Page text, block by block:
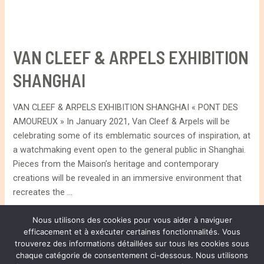
VAN CLEEF & ARPELS EXHIBITION
SHANGHAI
VAN CLEEF & ARPELS EXHIBITION SHANGHAI « PONT DES
AMOUREUX » In January 2021, Van Cleef & Arpels will be
celebrating some of its emblematic sources of inspiration, at
a watchmaking event open to the general public in Shanghai.
Pieces from the Maison’s heritage and contemporary
creations will be revealed in an immersive environment that
recreates the …
CLEEF
&
Lire la suite »
Nous utilisons des cookies pour vous aider à naviguer
efficacement et à exécuter certaines fonctionnalités. Vous
trouverez des informations détaillées sur tous les cookies sous
chaque catégorie de consentement ci-dessous. Nous utilisons